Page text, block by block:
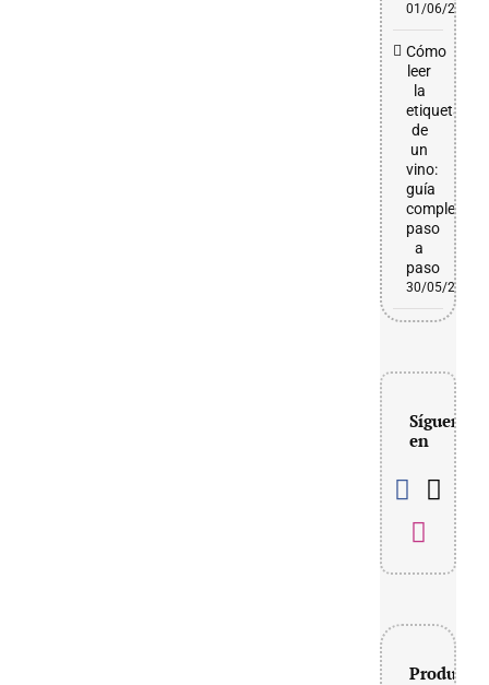
01/06/2026
Cómo
leer
la
etiqueta
de
un
vino:
guía
completa
paso
a
paso
30/05/2026
Síguenos
en
Productos